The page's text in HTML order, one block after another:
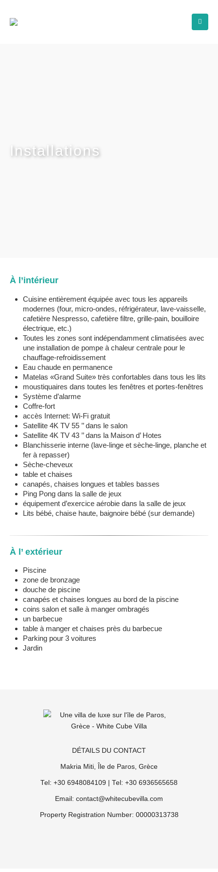
Installations
À l’intérieur
Cuisine entièrement équipée avec tous les appareils
modernes (four, micro-ondes, réfrigérateur, lave-vaisselle,
cafetière Nespresso, cafetière filtre, grille-pain, bouilloire
électrique, etc.)
Toutes les zones sont indépendamment climatisées avec
une installation de pompe à chaleur centrale pour le
chauffage-refroidissement
Eau chaude en permanence
Matelas «Grand Suite» très confortables dans tous les lits
moustiquaires dans toutes les fenêtres et portes-fenêtres
Système d’alarme
Coffre-fort
accès Internet: Wi-Fi gratuit
Satellite 4K TV 55 ’’ dans le salon
Satellite 4K TV 43 ’’ dans la Maison d’ Hotes
Blanchisserie interne (lave-linge et sèche-linge, planche et
fer à repasser)
Sèche-cheveux
table et chaises
canapés, chaises longues et tables basses
Ping Pong dans la salle de jeux
équipement d’exercice aérobie dans la salle de jeux
Lits bébé, chaise haute, baignoire bébé (sur demande)
À l’ extérieur
Piscine
zone de bronzage
douche de piscine
canapés et chaises longues au bord de la piscine
coins salon et salle à manger ombragés
un barbecue
table à manger et chaises près du barbecue
Parking pour 3 voitures
Jardin
DÉTAILS DU CONTACT
Makria Miti, Île de Paros, Grèce
Tel: +30 6948084109 | Tel: +30 6936565658
Email: contact@whitecubevilla.com
Property Registration Number: 00000313738